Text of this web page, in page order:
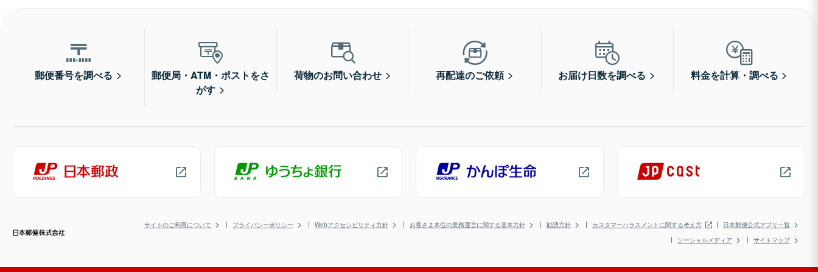
郵便番号を調べる
郵便局・ATM・ポストをさ
がす
荷物のお問い合わせ 再配達のご依頼 お届け日数を調べる 料金を計算・調べる
サイトのご利用について プライバシーポリシー Webアクセシビリティ方針 お客さま本位の業務運営に関する基本方針 勧誘方針 カスタマーハラスメントに関する考え方
日本郵便公式アプリ一覧
ソーシャルメディア
サイトマップ